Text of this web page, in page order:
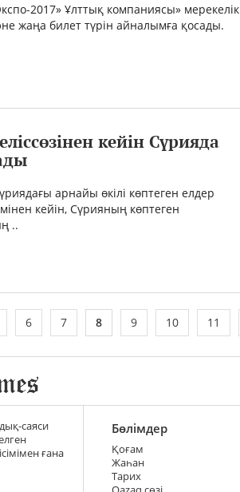
2017» Ұлттық компаниясы» мерекелік
жаңа билет түрін айналымға қосады.
кейін Сүрияда
арнайы өкілі көптеген елдер
кейін, Сүрияның көптеген
..
6 7 8 9 10 11
саяси
ғана
Бөлімдер
Қоғам
Жаһан
Тарих